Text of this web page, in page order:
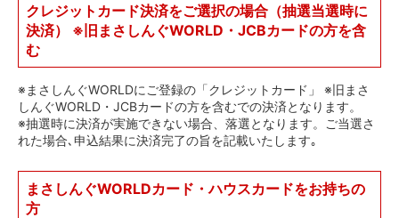
クレジットカード決済をご選択の場合（抽選当選時に
決済） ※旧まさしんぐWORLD・JCBカードの方を含
む
※まさしんぐWORLDにご登録の「クレジットカード」 ※旧まさ
しんぐWORLD・JCBカードの方を含むでの決済となります。
※抽選時に決済が実施できない場合、落選となります。ご当選さ
れた場合､申込結果に決済完了の旨を記載いたします｡
まさしんぐWORLDカード・ハウスカードをお持ちの
方